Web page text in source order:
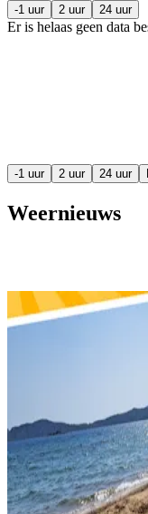
-1 uur 2 uur 24 uur
Er is helaas geen data
-1 uur 2 uur 24 uur
Weernieuws